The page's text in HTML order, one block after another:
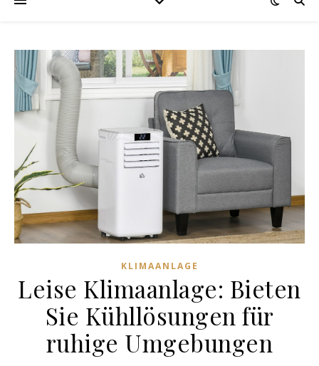
KLIMAANLAGE
Leise Klimaanlage: Bieten
Sie Kühllösungen für
ruhige Umgebungen